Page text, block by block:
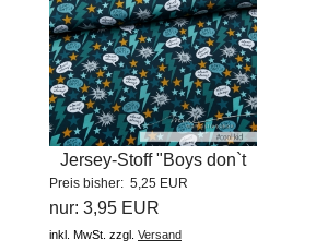
Jersey-Stoff "Boys don`t
lie...
Preis bisher: 5,25 EUR
nur: 3,95 EUR
inkl. MwSt. zzgl. Versand